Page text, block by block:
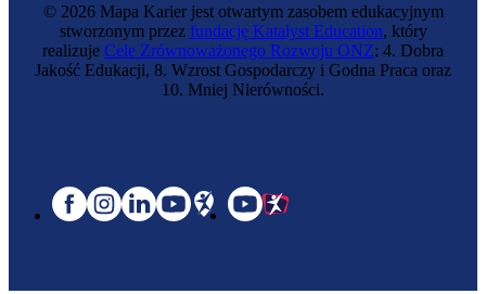
© 2026 Mapa Karier jest otwartym zasobem edukacyjnym
stworzonym przez fundację Katalyst Education, który
realizuje Cele Zrównoważonego Rozwoju ONZ: 4. Dobra
Jakość Edukacji, 8. Wzrost Gospodarczy i Godna Praca oraz
10. Mniej Nierówności.